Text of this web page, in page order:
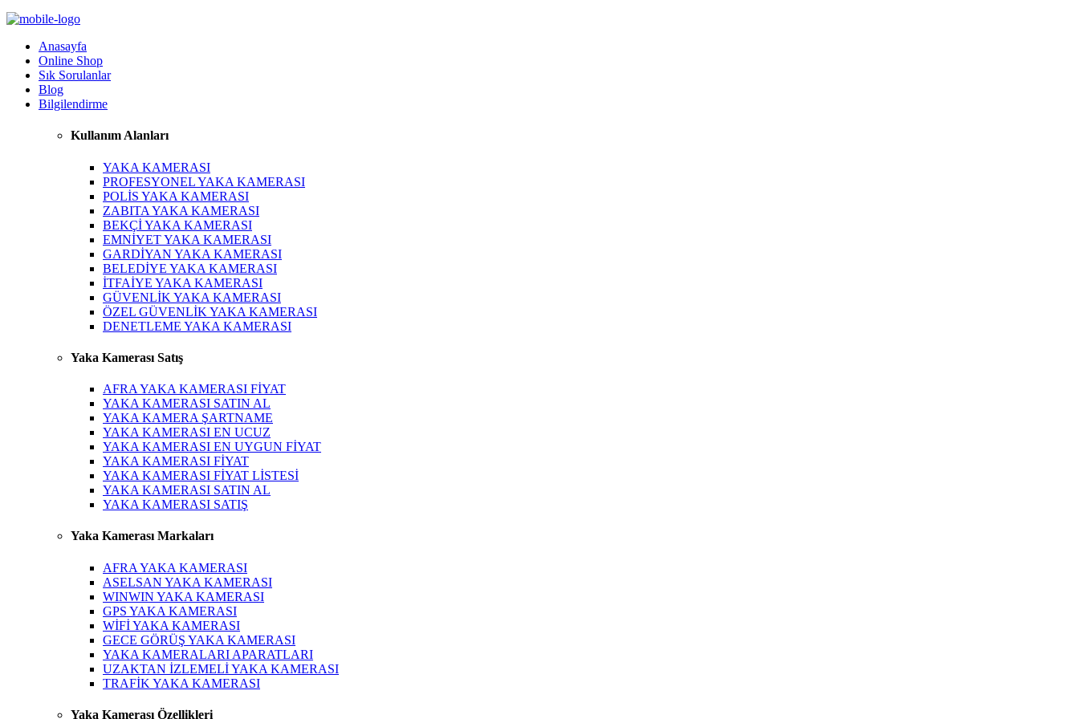
Anasayfa
Online Shop
Sık Sorulanlar
Blog
Bilgilendirme
Kullanım Alanları
YAKA KAMERASI
PROFESYONEL YAKA KAMERASI
POLİS YAKA KAMERASI
ZABITA YAKA KAMERASI
BEKÇİ YAKA KAMERASI
EMNİYET YAKA KAMERASI
GARDİYAN YAKA KAMERASI
BELEDİYE YAKA KAMERASI
İTFAİYE YAKA KAMERASI
GÜVENLİK YAKA KAMERASI
ÖZEL GÜVENLİK YAKA KAMERASI
DENETLEME YAKA KAMERASI
Yaka Kamerası Satış
AFRA YAKA KAMERASI FİYAT
YAKA KAMERASI SATIN AL
YAKA KAMERA ŞARTNAME
YAKA KAMERASI EN UCUZ
YAKA KAMERASI EN UYGUN FİYAT
YAKA KAMERASI FİYAT
YAKA KAMERASI FİYAT LİSTESİ
YAKA KAMERASI SATIN AL
YAKA KAMERASI SATIŞ
Yaka Kamerası Markaları
AFRA YAKA KAMERASI
ASELSAN YAKA KAMERASI
WINWIN YAKA KAMERASI
GPS YAKA KAMERASI
WİFİ YAKA KAMERASI
GECE GÖRÜŞ YAKA KAMERASI
YAKA KAMERALARI APARATLARI
UZAKTAN İZLEMELİ YAKA KAMERASI
TRAFİK YAKA KAMERASI
Yaka Kamerası Özellikleri